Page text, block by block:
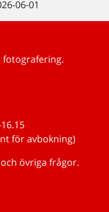
06-01
för avbokning)
övriga frågor.